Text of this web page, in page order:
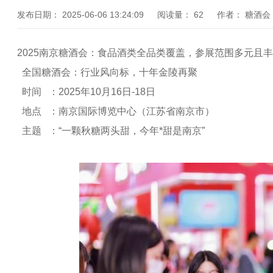
发布日期： 2025-06-06 13:24:09 阅读量： 62 作者： 糖酒会
2025南京糖酒会：食品酒类全品类覆盖，参展范围多元且
全国糖酒会：行业风向标，十年金陵再聚
时间 ：2025年10月16日-18日
地点 ：南京国际博览中心（江苏省南京市）
主题 ：“一颗秋糖两头甜，今年*甜是南京”